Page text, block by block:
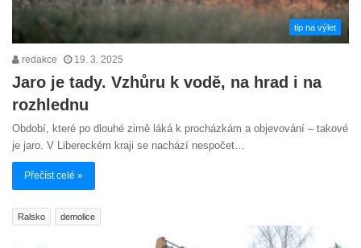
tip na výlet
redakce 19. 3. 2025
Jaro je tady. Vzhůru k vodě, na hrad i na
rozhlednu
Období, které po dlouhé zimě láká k procházkám a objevování – takové
je jaro. V Libereckém kraji se nachází nespočet…
Přečíst celé »
Ralsko demolice